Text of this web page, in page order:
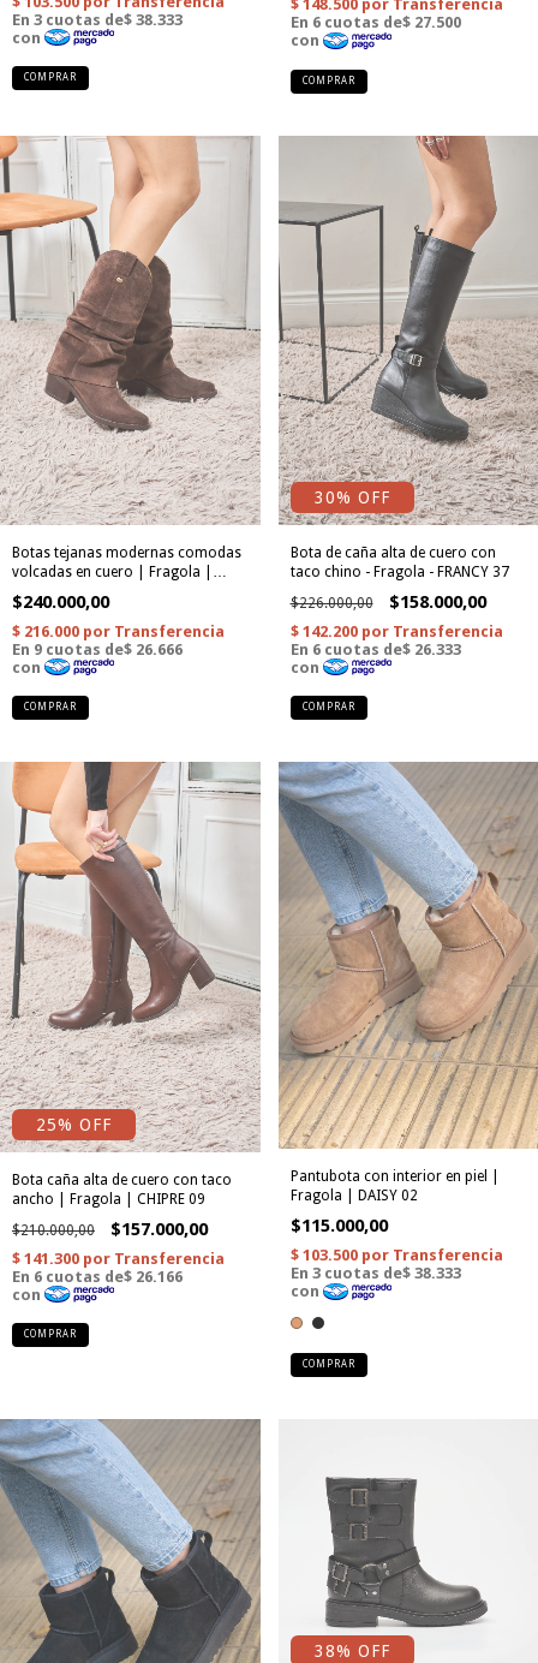
COMPRAR COMPRAR
Botas tejanas modernas comodas
volcadas en cuero | Fragola |
PURA 68 DC
$240.000,00
COMPRAR
30% OFF
Bota de caña alta de cuero con
taco chino - Fragola - FRANCY 37
$226.000,00
$158.000,00
COMPRAR
25% OFF
Bota caña alta de cuero con taco
ancho | Fragola | CHIPRE 09
$210.000,00
$157.000,00
COMPRAR
Pantubota con interior en piel |
Fragola | DAISY 02
$115.000,00
COMPRAR
38% OFF